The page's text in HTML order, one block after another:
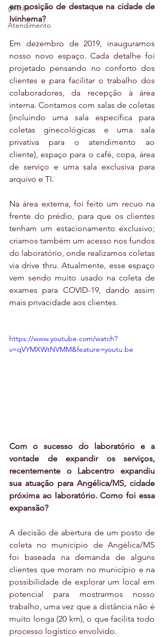
gestão
Atendimento
em posição de destaque na cidade de
Ivinhema?
Em dezembro de 2019, inauguramos
nosso novo espaço. Cada detalhe foi
projetado pensando no conforto dos
clientes e para facilitar o trabalho dos
colaboradores, da recepção à área
interna. Contamos com salas de coletas
(incluindo uma sala específica para
coletas ginecológicas e uma sala
privativa para o atendimento ao
cliente), espaço para o café, copa, área
de serviço e uma sala exclusiva para
arquivo e TI.
Na área externa, foi feito um recuo na
frente do prédio, para que os clientes
tenham um estacionamento exclusivo;
criamos também um acesso nos fundos
do laboratório, onde realizamos coletas
via drive thru. Atualmente, esse espaço
vem sendo muito usado na coleta de
exames para COVID-19, dando assim
mais privacidade aos clientes.
https://www.youtube.com/watch?
v=qVYMXWtNVMM&feature=youtu.be
Com o sucesso do laboratório e a
vontade de expandir os serviços,
recentemente o Labcentro expandiu
sua atuação para Angélica/MS, cidade
próxima ao laboratório. Como foi essa
expansão?
A decisão de abertura de um posto de
coleta no município de Angélica/MS
foi baseada na demanda de alguns
clientes que moram no município e na
possibilidade de explorar um local em
potencial para mostrarmos nosso
trabalho, uma vez que a distância não é
muito longa (20 km), o que facilita todo
processo logístico envolvido.